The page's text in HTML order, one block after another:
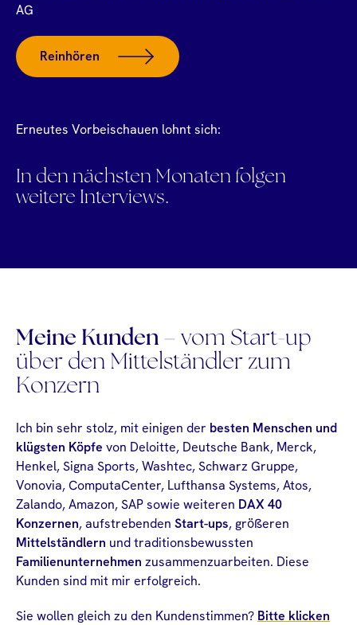
AG
Reinhören
Erneutes Vorbeischauen lohnt sich:
In den nächsten Monaten folgen
weitere Interviews.
Meine Kunden – vom Start-up
über den Mittelständler zum
Konzern
Ich bin sehr stolz, mit einigen der besten Menschen und
klügsten Köpfe von Deloitte, Deutsche Bank, Merck,
Henkel, Signa Sports, Washtec, Schwarz Gruppe,
Vonovia, ComputaCenter, Lufthansa Systems, Atos,
Zalando, Amazon, SAP sowie weiteren DAX 40
Konzernen, aufstrebenden Start-ups, größeren
Mittelständlern und traditionsbewussten
Familienunternehmen zusammenzuarbeiten. Diese
Kunden sind mit mir erfolgreich.
Sie wollen gleich zu den Kundenstimmen? Bitte klicken